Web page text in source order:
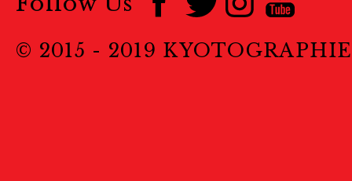
© 2015 - 2019 KYOTOGRAPHIE